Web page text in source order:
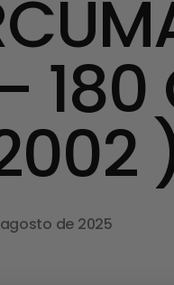
de 2025